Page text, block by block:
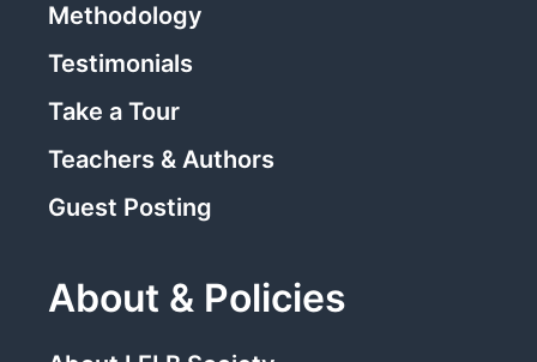
Methodology
Testimonials
Take a Tour
Teachers & Authors
Guest Posting
About & Policies